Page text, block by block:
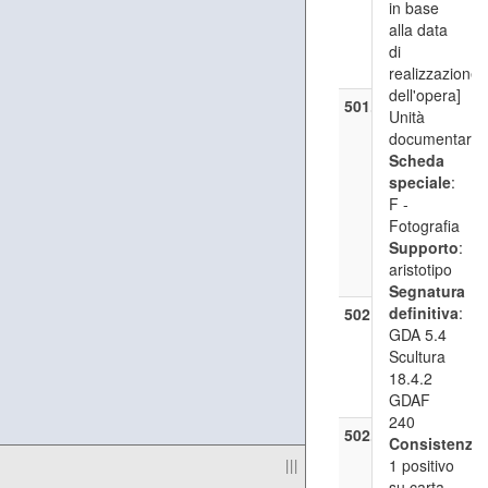
|||
27)
GDA 5.4
GDAF 241
501.4.4
——
Francesco
Crispi]
(1904
GDA 5.4
Scultura
GDAF 242
502
[Vincenzo
Ragusa]
([1873] -
GDA 5.4
Scultura
502.1
—
Bozzetto
camino
in base
alla data
di
realizzazione
dell'opera]
Unità
documentaria
Scheda
speciale:
F -
Fotografia
Supporto:
aristotipo
Segnatura
definitiva:
GDA 5.4
Scultura
18.4.2
GDAF
240
Consistenza
1 positivo